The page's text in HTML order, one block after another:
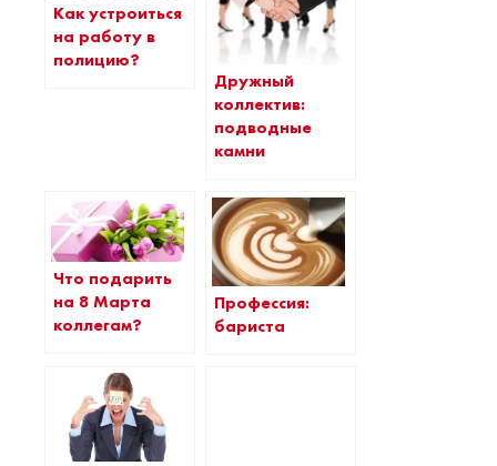
Как устроиться
на работу в
полицию?
Дружный
коллектив:
подводные
камни
Что подарить
на 8 Марта
коллегам?
Профессия:
бариста